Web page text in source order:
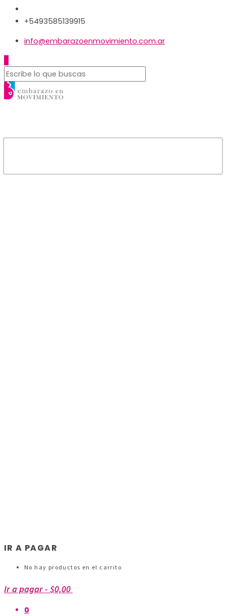
+5493585139915
info@embarazoenmovimiento.com.ar
0
IR A PAGAR
No hay productos en el carrito
Ir a pagar- $0,00
0